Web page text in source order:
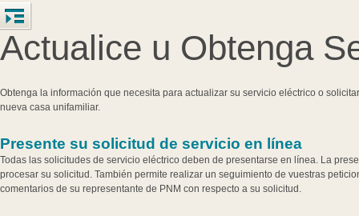
Actualice u Obtenga
Obtenga la información que necesita para actualizar su servicio eléctrico o
nueva casa unifamiliar.
Presente su solicitud de servicio en línea
Todas las solicitudes de servicio eléctrico deben de presentarse en línea. La
procesar su solicitud. También permite realizar un seguimiento de vuestras
comentarios de su representante de PNM con respecto a su solicitud.